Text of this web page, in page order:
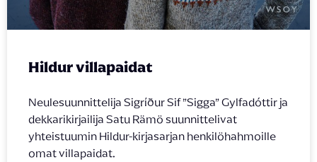
Hildur villapaidat
Neulesuunnittelija Sigríður Sif ”Sigga” Gylfadóttir ja
dekkarikirjailija Satu Rämö suunnittelivat
yhteistuumin Hildur-kirjasarjan henkilöhahmoille
omat villapaidat.